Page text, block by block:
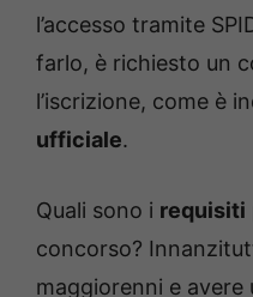
l’accesso tramite
farlo, è richiesto un
l’iscrizione, come è
ufficiale.
Quali sono i requisiti
concorso?
maggiorenni e avere